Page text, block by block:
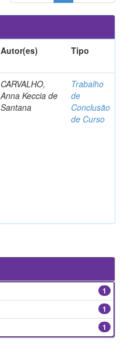
Autor(es) Tipo
CARVALHO,
Anna Keccia de
Santana
Trabalho
de
Conclusão
de Curso
1
1
1